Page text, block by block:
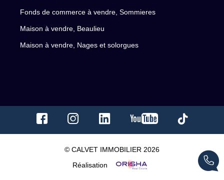
Fonds de commerce à vendre, Sommieres
Maison à vendre, Beaulieu
Maison à vendre, Nages et solorgues
© CALVET IMMOBILIER 2026
Réalisation